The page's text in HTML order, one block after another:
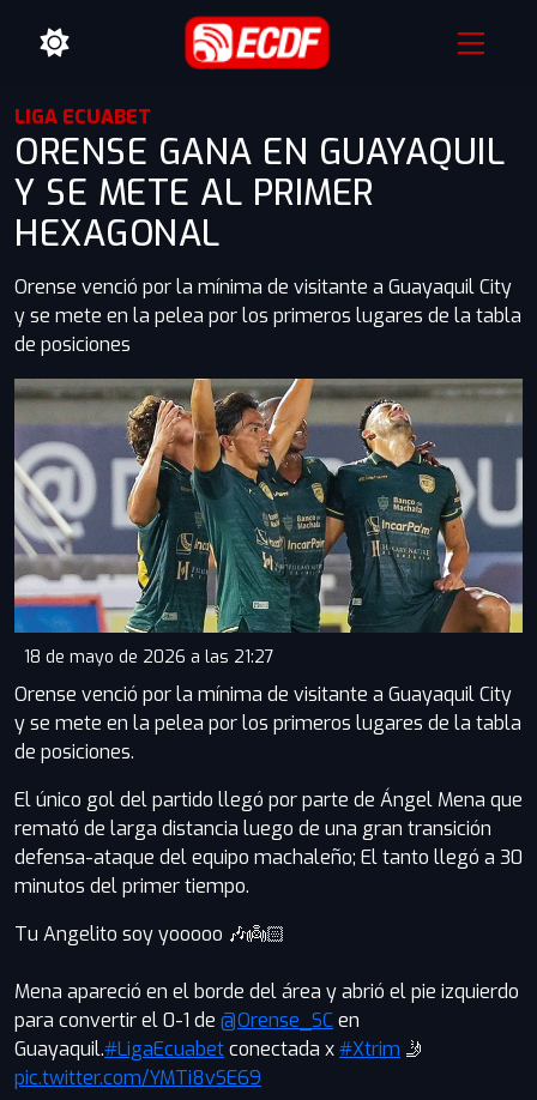
LIGA ECUABET
ORENSE GANA EN GUAYAQUIL
Y SE METE AL PRIMER
HEXAGONAL
Orense venció por la mínima de visitante a Guayaquil City
y se mete en la pelea por los primeros lugares de la tabla
de posiciones
18 de mayo de 2026 a las 21:27
Orense venció por la mínima de visitante a Guayaquil City
y se mete en la pelea por los primeros lugares de la tabla
de posiciones.
El único gol del partido llegó por parte de Ángel Mena que
remató de larga distancia luego de una gran transición
defensa-ataque del equipo machaleño; El tanto llegó a 30
minutos del primer tiempo.
Tu Angelito soy yooooo 🎶👼🏻
Mena apareció en el borde del área y abrió el pie izquierdo
para convertir el 0-1 de @Orense_SCen
Guayaquil.#LigaEcuabetconectada x#Xtrim 🤳
pic.twitter.com/YMTi8vSE69